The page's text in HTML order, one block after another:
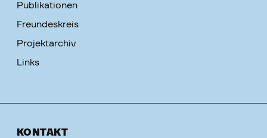
Publikationen
Freundeskreis
Projektarchiv
Links
KONTAKT